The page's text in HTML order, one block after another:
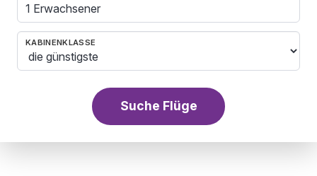
1 Erwachsener
KABINENKLASSE
Suche Flüge